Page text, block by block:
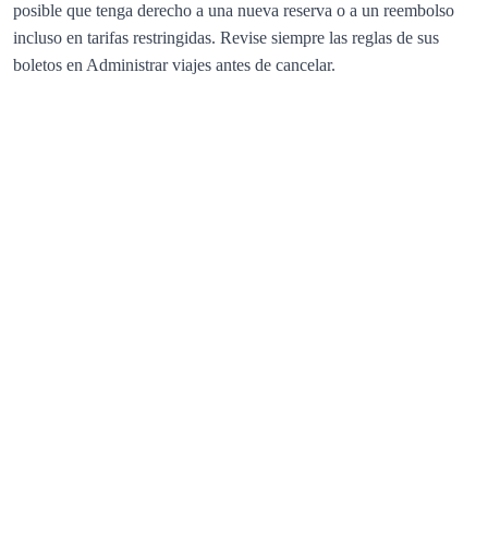
posible que tenga derecho a una nueva reserva o a un reembolso
incluso en tarifas restringidas. Revise siempre las reglas de sus
boletos en Administrar viajes antes de cancelar.